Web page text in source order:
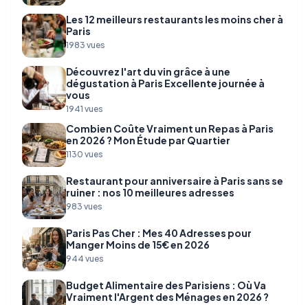
Les 12 meilleurs restaurants les moins cher à
Paris
1983 vues
Découvrez l'art du vin grâce à une
dégustation à Paris Excellente journée à
vous
1941 vues
Combien Coûte Vraiment un Repas à Paris
en 2026 ? Mon Étude par Quartier
1130 vues
Restaurant pour anniversaire à Paris sans se
ruiner : nos 10 meilleures adresses
983 vues
Paris Pas Cher : Mes 40 Adresses pour
Manger Moins de 15€ en 2026
944 vues
Budget Alimentaire des Parisiens : Où Va
Vraiment l'Argent des Ménages en 2026 ?